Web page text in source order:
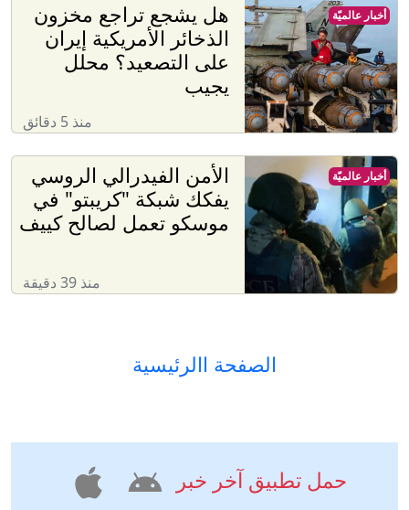
هل يشجع تراجع مخزون
الذخائر الأمريكية إيران
على التصعيد؟ محلل
يجيب
منذ 5 دقائق
أخبار عالميّة
الأمن الفيدرالي الروسي
يفكك شبكة "كريبتو" في
موسكو تعمل لصالح كييف
منذ 39 دقيقة
أخبار عالميّة
الصفحة االرئيسية
حمل تطبيق آخر خبر